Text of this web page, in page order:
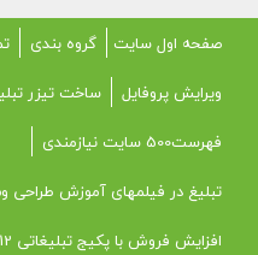
صفحه اول سایت گروه بندی
ویرایش پروفایل
ساخت تیزر
فهرست500 سایت نیازمندی
تبلیغ در فیلمهای آموزش
افزایش فروش با پکیج تبلیغاتی 12گانه